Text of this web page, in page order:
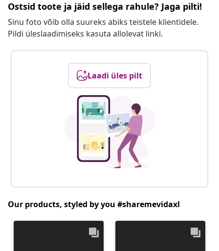
Ostsid toote ja jäid sellega rahule? Jaga pilti!
Sinu foto võib olla suureks abiks teistele klientidele.
Pildi üleslaadimiseks kasuta allolevat linki.
Laadi üles pilt
Our products, styled by you #sharemevidaxl